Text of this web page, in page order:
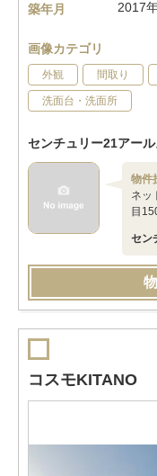
築年月
2017
画像カテゴリ
外観 間取り
洗面台・洗面所
センチュリー21アール
物件
ネ
目
セン
コスモKITANO